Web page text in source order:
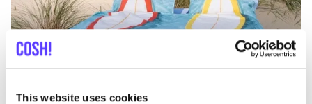
This website uses cookies